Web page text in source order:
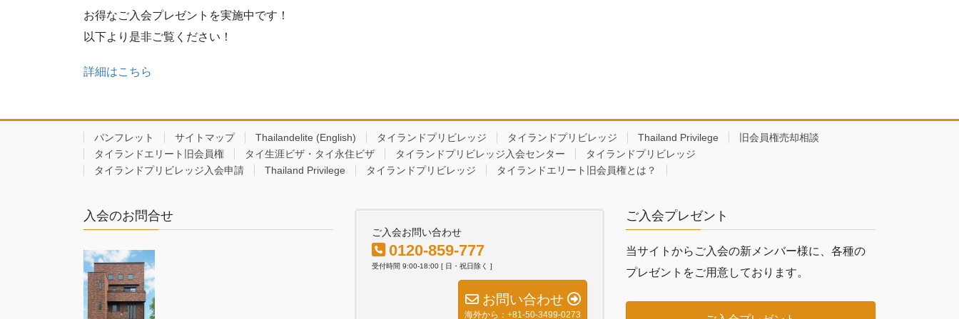
お得なご入会プレゼントを実施中です！
以下より是非ご覧ください！
詳細はこちら
パンフレット サイトマップ Thailandelite (English) タイランドプリビレッジ タイランドプリビレッジ Thailand Privilege
旧会員権売却相談
タイランドエリート旧会員権
タイ生涯ビザ・タイ永住ビザ タイランドプリビレッジ入会センター
タイランドプリビレッジ
タイランドプリビレッジ入会申請
Thailand Privilege タイランドプリビレッジ タイランドエリート旧会員権とは？
入会のお問合せ
ご入会お問い合わせ
0120-859-777
受付時間 9:00-18:00 [ 日・祝日除く ]
お問い合わせ
海外から：+81-50-3499-0273
ご入会プレゼント
当サイトからご入会の新メンバー様に、各種の
プレゼントをご用意しております。